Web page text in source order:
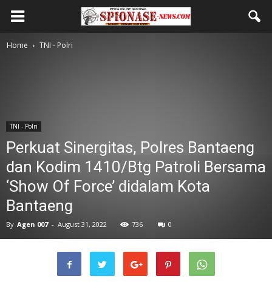
Home TNI - Polri
TNI - Polri
Perkuat Sinergitas, Polres Bantaeng
dan Kodim 1410/Btg Patroli Bersama
‘Show Of Force’ didalam Kota
Bantaeng
By Agen 007 - August 31, 2022 736 0